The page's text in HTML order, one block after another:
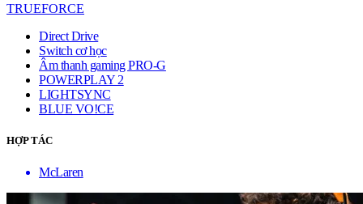
TRUEFORCE
Direct Drive
Switch cơ học
Âm thanh gaming PRO-G
POWERPLAY 2
LIGHTSYNC
BLUE VO!CE
HỢP TÁC
McLaren